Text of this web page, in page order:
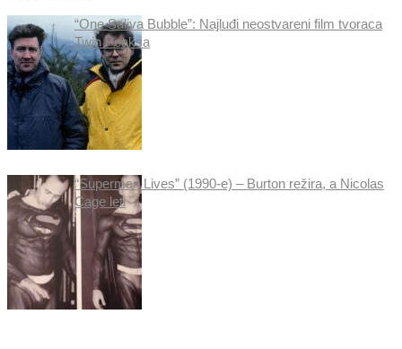
“One Saliva Bubble”: Najluđi neostvareni film tvoraca
Twin Peaksa
“Superman Lives” (1990-e) – Burton režira, a Nicolas
Cage leti